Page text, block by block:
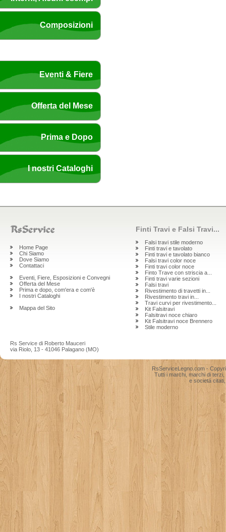
Composizioni
Eventi & Fiere
Offerta del Mese
Prima e Dopo
I nostri Cataloghi
Home Page
Chi Siamo
Dove Siamo
Contattaci
Eventi, Fiere, Esposizioni e Convegni
Offerta del Mese
Prima e dopo, com'era e com'è
I nostri Cataloghi
Mappa del Sito
Finti Travi e Falsi Travi...
Falsi travi stile moderno
Finti travi e tavolato
Finti travi e tavolato bianco
Falsi travi color noce
Finti travi color noce
Finto Trave con striscia a...
Finti travi varie sezioni
Falsi travi
Rivestimento di travetti in...
Rivestimento travi in...
Travi curvi per rivestimento...
Kit Falsitravi
Falsitravi noce chiaro
Kit Falsitravi noce Brennero
Stile moderno
Rs Service di Roberto Mauceri
via Riolo, 13 - 41046 Palagano (MO)
RsServiceLegno.com -
Tutti i marchi, marchi di
e societá